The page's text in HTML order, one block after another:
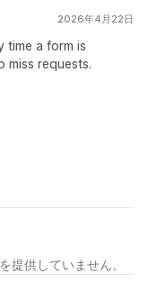
2026年4月22日
time a form is
miss requests.
提供していません。